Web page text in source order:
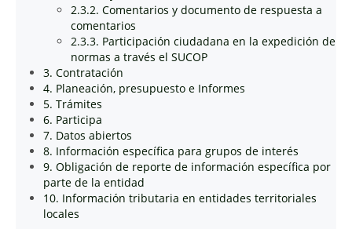
2.3.2. Comentarios y documento de respuesta a
comentarios
2.3.3. Participación ciudadana en la expedición de
normas a través el SUCOP
3. Contratación
4. Planeación, presupuesto e Informes
5. Trámites
6. Participa
7. Datos abiertos
8. Información específica para grupos de interés
9. Obligación de reporte de información específica por
parte de la entidad
10. Información tributaria en entidades territoriales
locales